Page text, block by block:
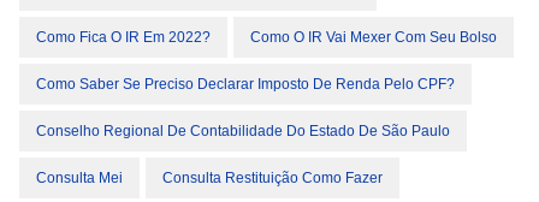
Como Fica O IR Em 2022? Como O IR Vai Mexer Com Seu Bolso
Como Saber Se Preciso Declarar Imposto De Renda Pelo CPF?
Conselho Regional De Contabilidade Do Estado De São Paulo
Consulta Mei Consulta Restituição Como Fazer